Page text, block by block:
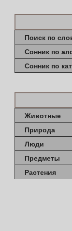
Поиск по
Сонник по
Сонник по
Животные
Природа
Люди
Предметы
Растения